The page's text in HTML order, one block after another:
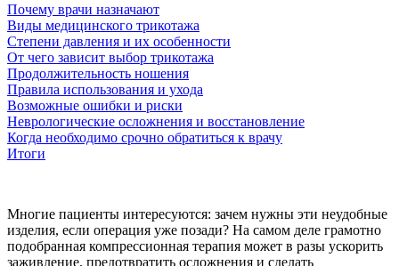
Почему врачи назначают
Виды медицинского трикотажа
Степени давления и их особенности
От чего зависит выбор трикотажа
Продолжительность ношения
Правила использования и ухода
Возможные ошибки и риски
Неврологические осложнения и восстановление
Когда необходимо срочно обратиться к врачу
Итоги
Многие пациенты интересуются: зачем нужны эти неудобные
изделия, если операция уже позади? На самом деле грамотно
подобранная компрессионная терапия может в разы ускорить
заживление, предотвратить осложнения и сделать